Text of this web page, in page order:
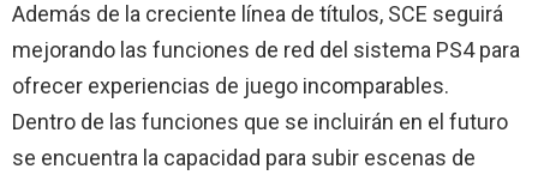
Además de la creciente línea de títulos, SCE seguirá
mejorando las funciones de red del sistema PS4 para
ofrecer experiencias de juego incomparables.
Dentro de las funciones que se incluirán en el futuro
se encuentra la capacidad para subir escenas de